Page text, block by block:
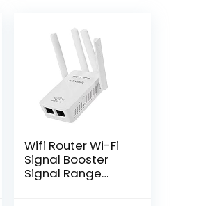
Wifi Router Wi-Fi
Signal Booster
Signal Range